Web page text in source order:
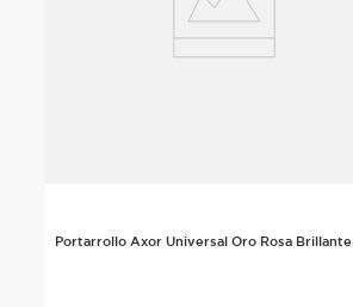
Portarrollo Axor Universal Oro Rosa Brillante